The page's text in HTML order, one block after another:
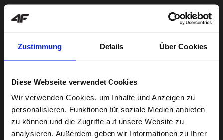
Zustimmung Details Über Cookies
Diese Webseite verwendet Cookies
Wir verwenden Cookies, um Inhalte und Anzeigen zu
personalisieren, Funktionen für soziale Medien anbieten
zu können und die Zugriffe auf unsere Website zu
analysieren. Außerdem geben wir Informationen zu Ihrer